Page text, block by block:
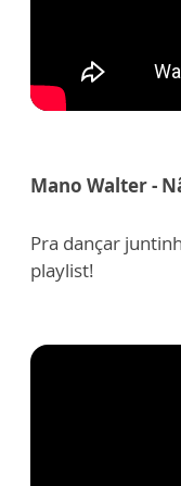
Mano Walter -
Pra dançar
playlist!